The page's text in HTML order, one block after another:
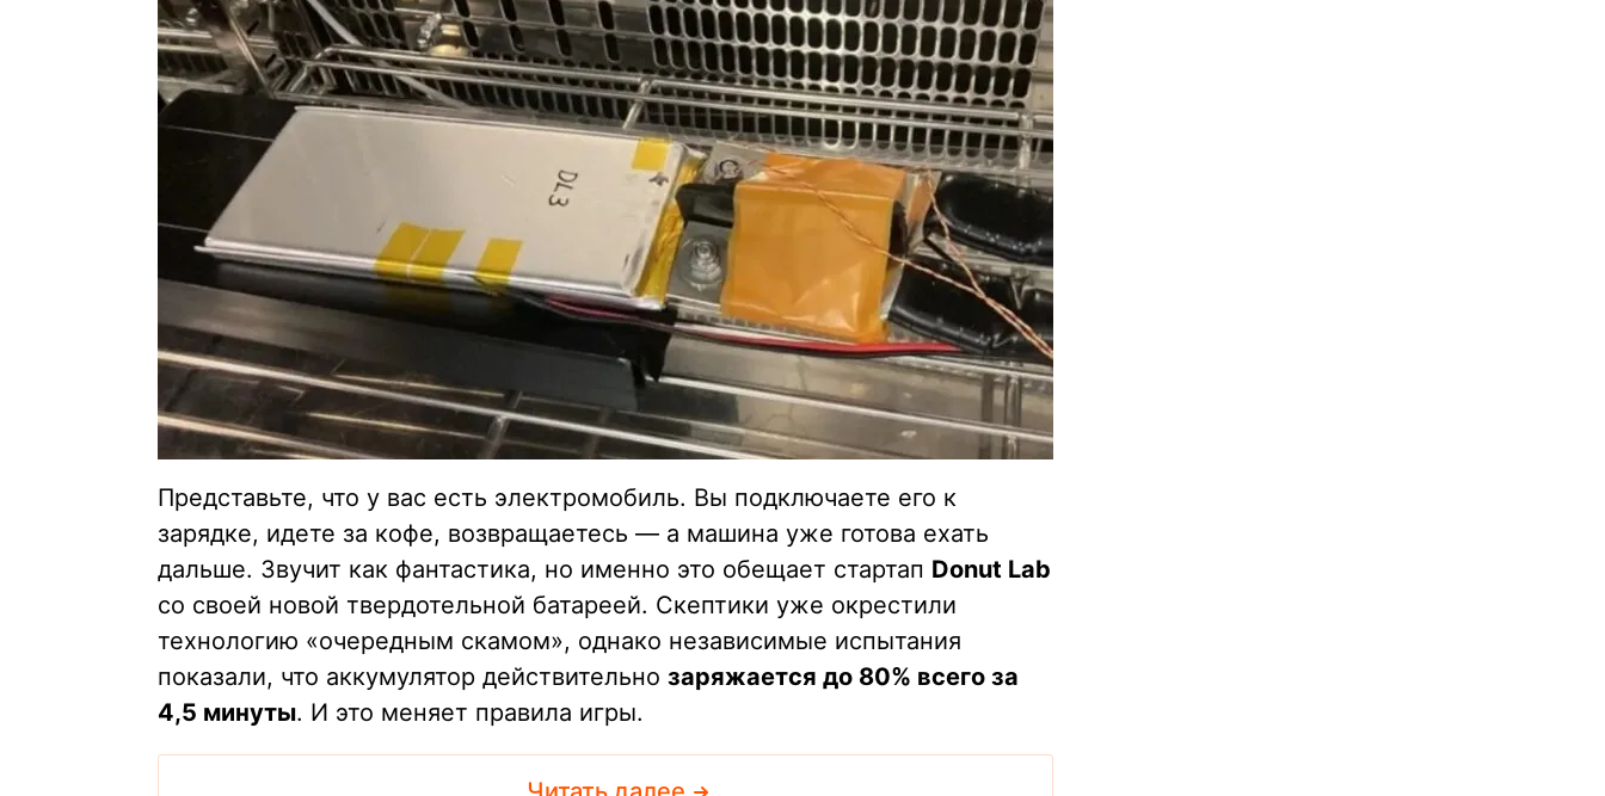
Представьте, что у вас есть электромобиль. Вы подключаете его к
зарядке, идете за кофе, возвращаетесь — а машина уже готова ехать
дальше. Звучит как фантастика, но именно это обещает стартап Donut Lab
со своей новой твердотельной батареей. Скептики уже окрестили
технологию «очередным скамом», однако независимые испытания
показали, что аккумулятор действительно заряжается до 80% всего за
4,5 минуты. И это меняет правила игры.